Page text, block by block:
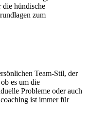
die hündische
zum
Team-Stil, der
es um die
Probleme oder auch
ist immer für